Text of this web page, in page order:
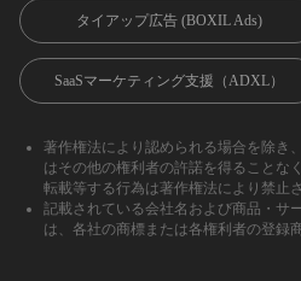
タイアップ広告 (BOXIL Ads)
SaaSマーケティング支援（ADXL）
著作権法により認められる場合を除き
はその他の権利者の許諾を得ることな
転載等する行為は著作権法により禁止
記載されている会社名および商品・サ
は、各社の商標または各権利者の登録